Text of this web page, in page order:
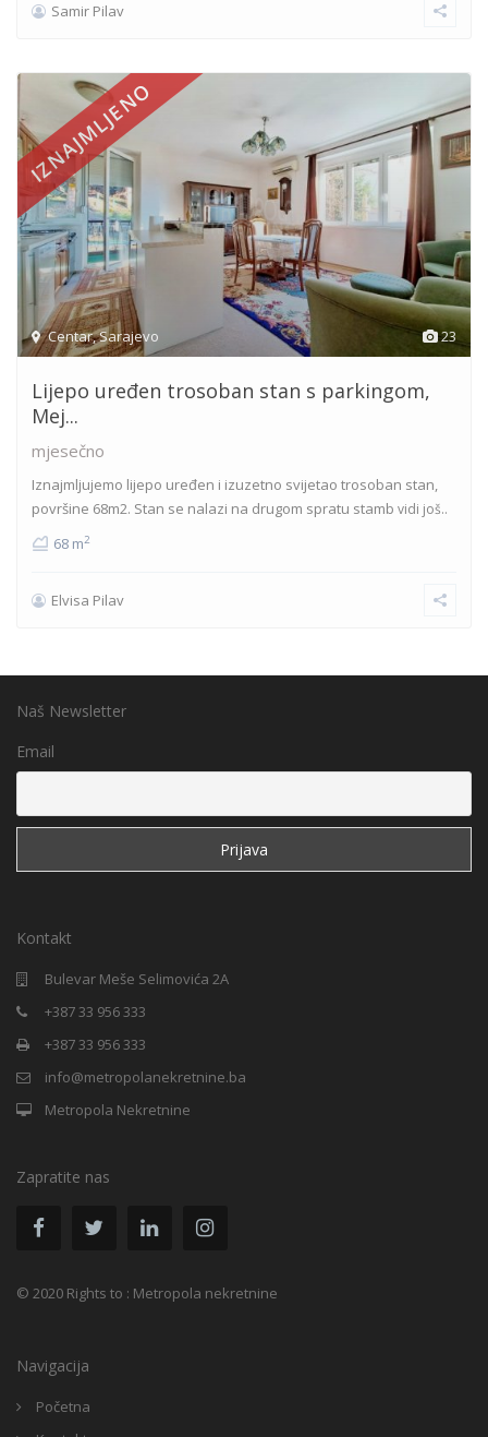
Samir Pilav
23
Centar,Sarajevo
IZNAJMLJENO
Lijepo uređen trosoban stan s parkingom,
Mej...
mjesečno
Iznajmljujemo lijepo uređen i izuzetno svijetao trosoban stan,
površine 68m2. Stan se nalazi na drugom spratu stamb vidi još..
68 m2
Elvisa Pilav
Naš Newsletter
Email
Kontakt
Bulevar Meše Selimovića 2A
+387 33 956 333
+387 33 956 333
info@metropolanekretnine.ba
Metropola Nekretnine
Zapratite nas
© 2020 Rights to : Metropola nekretnine
Navigacija
Početna